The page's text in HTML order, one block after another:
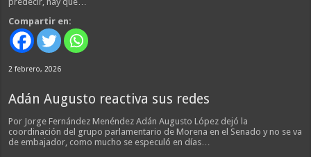
Compartir en:
2 febrero, 2026
Adán Augusto reactiva sus redes
Por Jorge Fernández Menéndez Adán Augusto López dejó la
coordinación del grupo parlamentario de Morena en el Senado y no se va
de embajador, como mucho se especuló en días…